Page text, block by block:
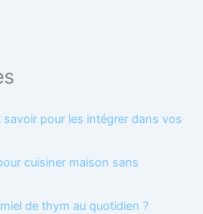
pour les intégrer dans vos
cuisiner maison sans
de thym au quotidien ?